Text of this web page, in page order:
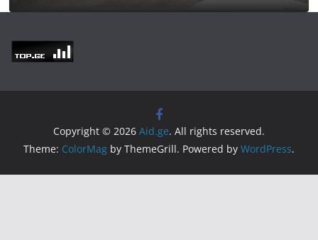
Copyright © 2026 Aid.ge. All rights reserved.
Theme: ColorMag by ThemeGrill. Powered by WordPress.